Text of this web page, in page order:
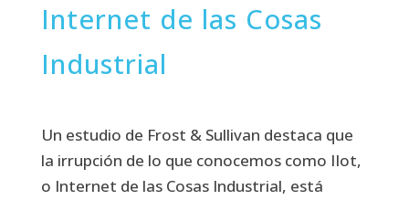
Internet de las Cosas
Industrial
Un estudio de Frost & Sullivan destaca que
la irrupción de lo que conocemos como IIot,
o Internet de las Cosas Industrial, está